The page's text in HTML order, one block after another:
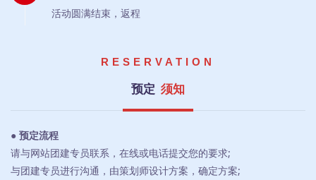
活动圆满结束，返程
RESERVATION
预定 须知
● 预定流程
请与网站团建专员联系，在线或电话提交您的要求;
与团建专员进行沟通，由策划师设计方案，确定方案;